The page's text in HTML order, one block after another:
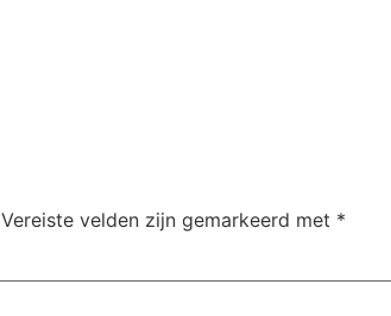
Vereiste velden zijn gemarkeerd met *